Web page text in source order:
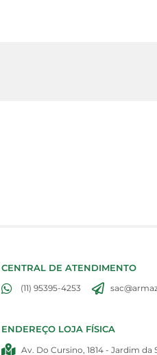
CENTRAL DE ATENDIMENTO
(11) 95395-4253
ENDEREÇO LOJA FÍSICA
Av. Do Cursino, 1814 - Jardim da